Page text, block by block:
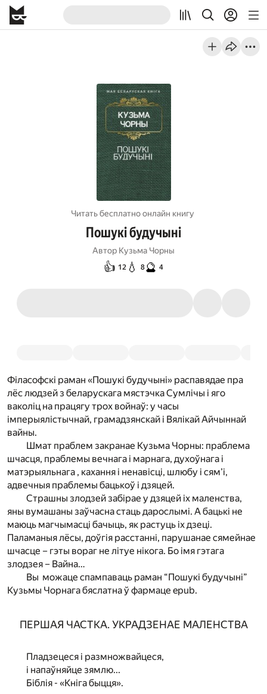
Читать бесплатно онлайн книгу
Пошукі будучыні
Автор Кузьма Чорны
👍 12 💧 8🔮 4
Філасофскі раман «Пошукі будучыні» распавядае пра
лёс людзей з беларускага мястэчка Сумлічы і яго
ваколіц на працягу трох войнаў: у часы
імперыялістычнай, грамадзянскай і Вялікай Айчыннай
вайны.
Шмат праблем закранае Кузьма Чорны: праблема
шчасця, праблемы вечнага і марнага, духоўнага і
матэрыяльнага , кахання і ненавісці, шлюбу і сям’і,
адвечныя праблемы бацькоў і дзяцей.
Страшны злодзей забірае у дзяцей іх маленства,
яны вумашаны заўчасна стаць дарослымі. А бацькі не
маюць магчымасці бачыць, як растуць іх дзеці.
Паламаныя лёсы, доўгія расстанні, парушанае сямейнае
шчасце – гэты вораг не літуе нікога. Бо імя гэтага
злодзея – Вайна…
Вы можаце спампаваць раман “Пошукі будучыні”
Кузьмы Чорнага бяслатна ў фармаце epub.
ПЕРШАЯ ЧАСТКА. УКРАДЗЕНАЕ МАЛЕНСТВА
Пладзецеся і размножвайцеся,
і напаўняйце зямлю...
Біблія - «Кніга быцця».